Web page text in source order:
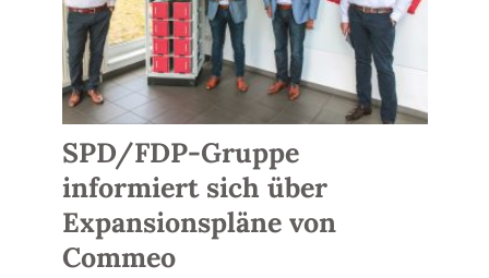
SPD/FDP-Gruppe
informiert sich über
Expansionspläne von
Commeo